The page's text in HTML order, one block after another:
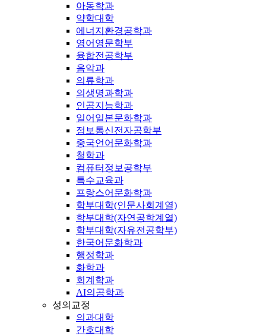
아동학과
약학대학
에너지환경공학과
영어영문학부
융합전공학부
음악과
의류학과
의생명과학과
인공지능학과
일어일본문화학과
정보통신전자공학부
중국언어문화학과
철학과
컴퓨터정보공학부
특수교육과
프랑스어문화학과
학부대학(인문사회계열)
학부대학(자연공학계열)
학부대학(자유전공학부)
한국어문화학과
행정학과
화학과
회계학과
AI의공학과
성의교정
의과대학
간호대학